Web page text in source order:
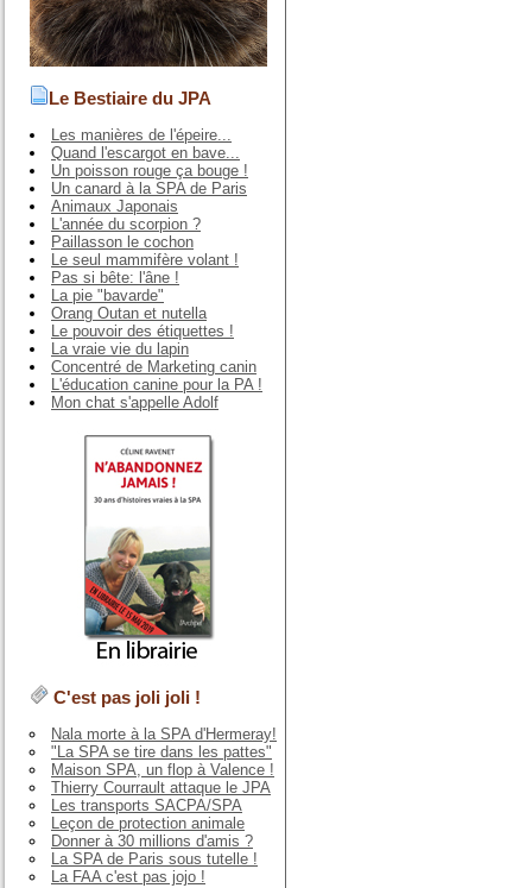
Le Bestiaire du JPA
Les manières de l'épeire...
Quand l'escargot en bave...
Un poisson rouge ça bouge !
Un canard à la SPA de Paris
Animaux Japonais
L'année du scorpion ?
Paillasson le cochon
Le seul mammifère volant !
Pas si bête: l'âne !
La pie "bavarde"
Orang Outan et nutella
Le pouvoir des étiquettes !
La vraie vie du lapin
Concentré de Marketing canin
L'éducation canine pour la PA !
Mon chat s'appelle Adolf
C'est pas joli joli !
Nala morte à la SPA d'Hermeray!
"La SPA se tire dans les pattes"
Maison SPA, un flop à Valence !
Thierry Courrault attaque le JPA
Les transports SACPA/SPA
Leçon de protection animale
Donner à 30 millions d'amis ?
La SPA de Paris sous tutelle !
La FAA c'est pas jojo !